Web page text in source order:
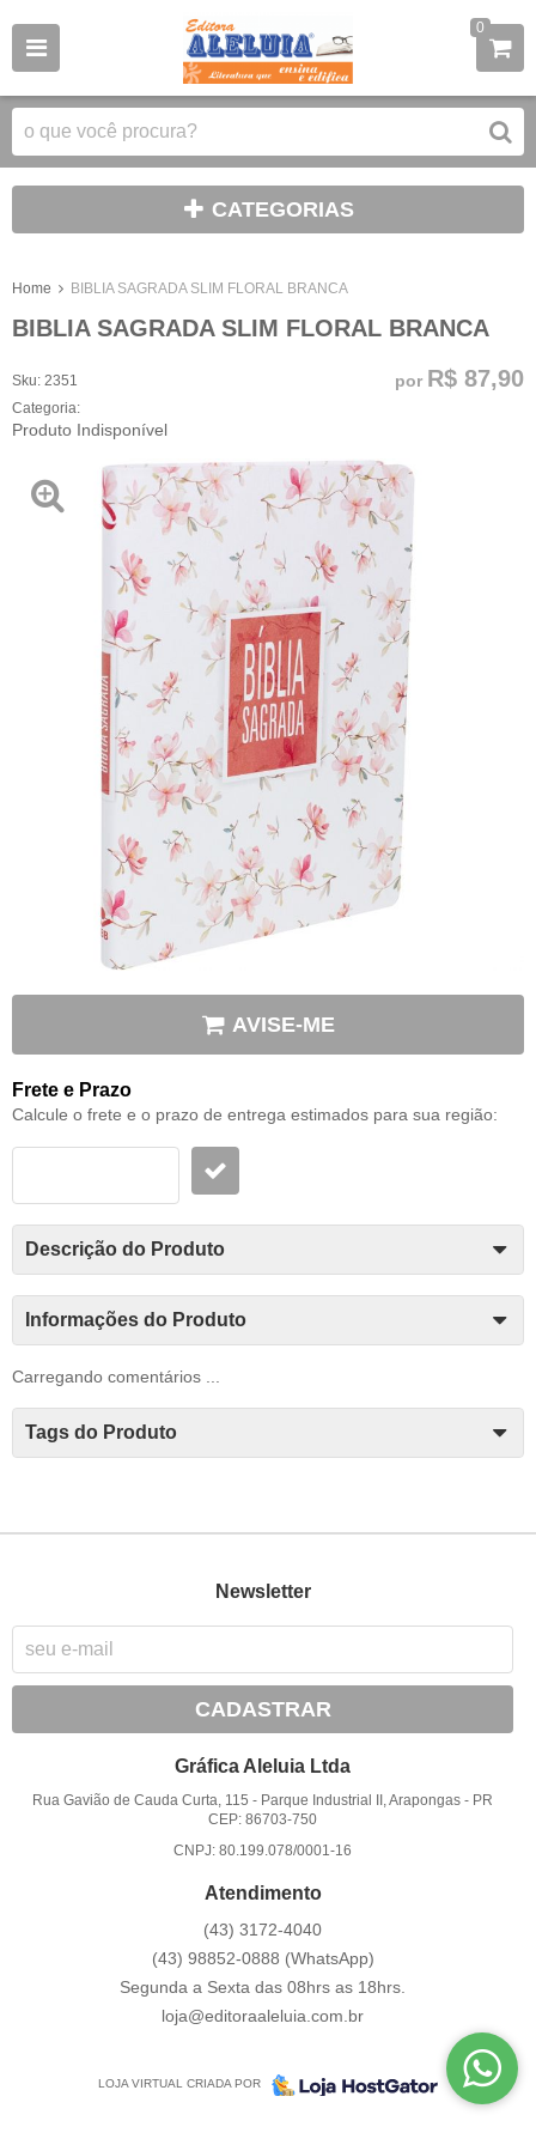
0
CATEGORIAS
Home BIBLIA SAGRADA SLIM FLORAL BRANCA
BIBLIA SAGRADA SLIM FLORAL BRANCA
Sku: 2351
Categoria:
Produto Indisponível
por R$ 87,90
AVISE-ME
Frete e Prazo
Calcule o frete e o prazo de entrega estimados para sua região:
Descrição do Produto
Informações do Produto
Carregando comentários ...
Tags do Produto
Newsletter
CADASTRAR
Gráfica Aleluia Ltda
Rua Gavião de Cauda Curta, 115 - Parque Industrial II, Arapongas - PR
CEP: 86703-750
CNPJ: 80.199.078/0001-16
Atendimento
(43) 3172-4040
(43) 98852-0888 (WhatsApp)
Segunda a Sexta das 08hrs as 18hrs.
loja@editoraaleluia.com.br
LOJA VIRTUAL CRIADA POR